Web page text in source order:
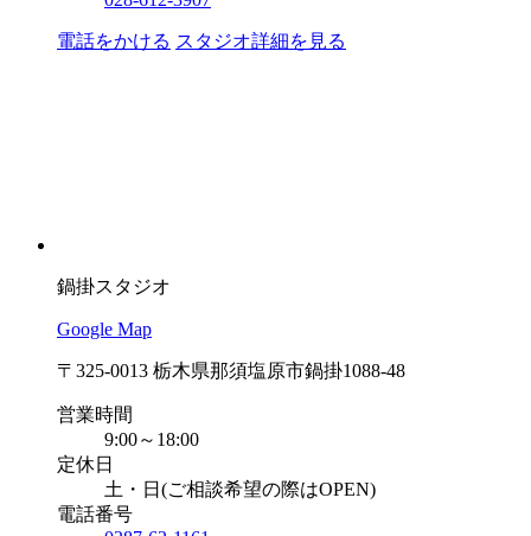
電話をかける スタジオ詳細を見る
鍋掛スタジオ
Google Map
〒325-0013 栃木県那須塩原市鍋掛1088-48
営業時間
9:00～18:00
定休日
土・日(ご相談希望の際はOPEN)
電話番号